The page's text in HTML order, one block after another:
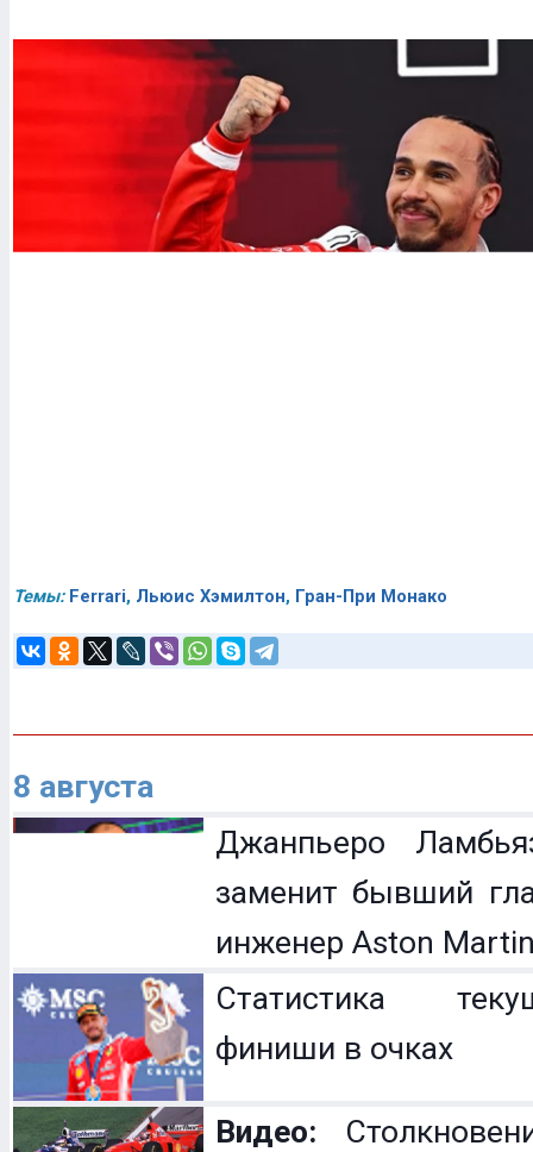
Темы: Ferrari, Льюис Хэмилтон, Гран-При Монако
8 августа
Джанпьеро
заменит бывший
инженер Aston
Статистика
финиши в очках
Видео: